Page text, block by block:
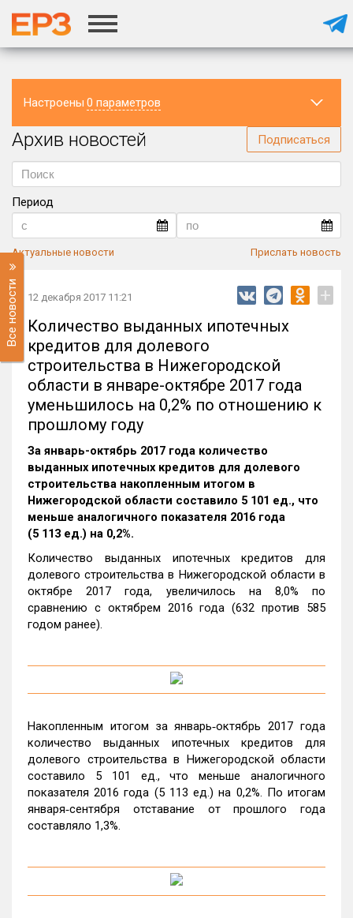
Настроены 0 параметров
Регион
Архив новостей Подписаться
Период
Актуальные новости Прислать новость
Все новости 12 декабря 2017 11:21 +
Количество выданных ипотечных
кредитов для долевого
строительства в Нижегородской
области в январе-октябре 2017 года
уменьшилось на 0,2% по отношению к
прошлому году
За январь-октябрь 2017 года количество
выданных ипотечных кредитов для долевого
строительства накопленным итогом в
Нижегородской области составило 5 101 ед., что
меньше аналогичного показателя 2016 года
(5 113 ед.) на 0,2%.
Количество выданных ипотечных кредитов для
долевого строительства в Нижегородской области в
октябре 2017 года, увеличилось на 8,0% по
сравнению с октябрем 2016 года (632 против 585
годом ранее).
Накопленным итогом за январь‑октябрь 2017 года
количество выданных ипотечных кредитов для
долевого строительства в Нижегородской области
составило 5 101 ед., что меньше аналогичного
показателя 2016 года (5 113 ед.) на 0,2%. По итогам
января‑сентября отставание от прошлого года
составляло 1,3%.